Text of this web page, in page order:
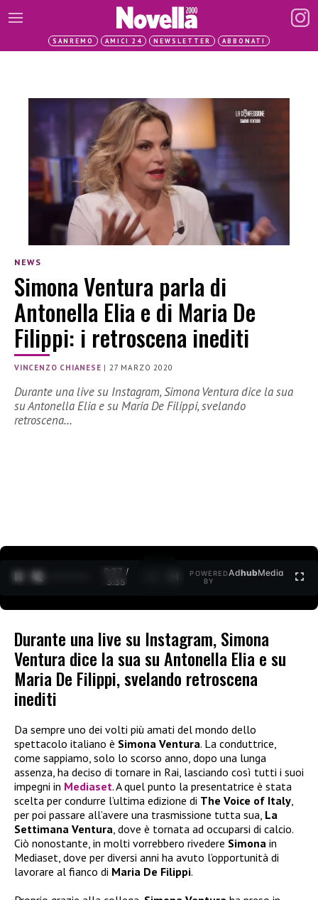
SANREMO AMICI 24 NEWSLETTER ABBONATI
NEWS
Simona Ventura parla di
Antonella Elia e di Maria De
Filippi: i retroscena inediti
VINCENZO CHIANESE |27 MARZO 2020
Durante una live su Instagram, Simona Ventura dice la sua
su Antonella Elia e su Maria De Filippi, svelando
retroscena…
0:27 /
3:35
POWERED
BY
AdhubMedia
Durante una live su Instagram, Simona
Ventura dice la sua su Antonella Elia e su
Maria De Filippi, svelando retroscena
inediti
Da sempre uno dei volti più amati del mondo dello
spettacolo italiano è Simona Ventura. La conduttrice,
come sappiamo, solo lo scorso anno, dopo una lunga
assenza, ha deciso di tornare in Rai, lasciando così tutti i suoi
impegni in Mediaset. A quel punto la presentatrice è stata
scelta per condurre l’ultima edizione di The Voice of Italy,
per poi passare all’avere una trasmissione tutta sua, La
Settimana Ventura, dove è tornata ad occuparsi di calcio.
Ciò nonostante, in molti vorrebbero rivedere Simona in
Mediaset, dove per diversi anni ha avuto l’opportunità di
lavorare al fianco di Maria De Filippi.